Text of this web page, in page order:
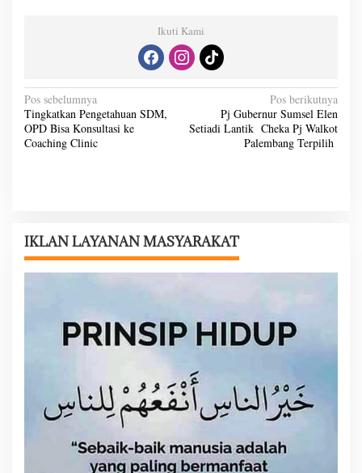
Ikuti Kami
N
a
v
s
i
Pos sebelumnya
Tingkatkan Pengetahuan SDM,
OPD Bisa Konsultasi ke
Coaching Clinic
Pos berikutnya
Pj Gubernur Sumsel Elen
Setiadi Lantik Cheka Pj Walkot
Palembang Terpilih
IKLAN LAYANAN MASYARAKAT